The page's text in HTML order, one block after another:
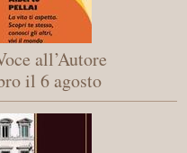
all’Autore
il 6 agosto